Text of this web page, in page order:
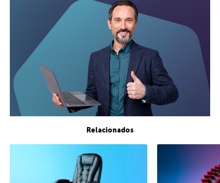
Relacionados